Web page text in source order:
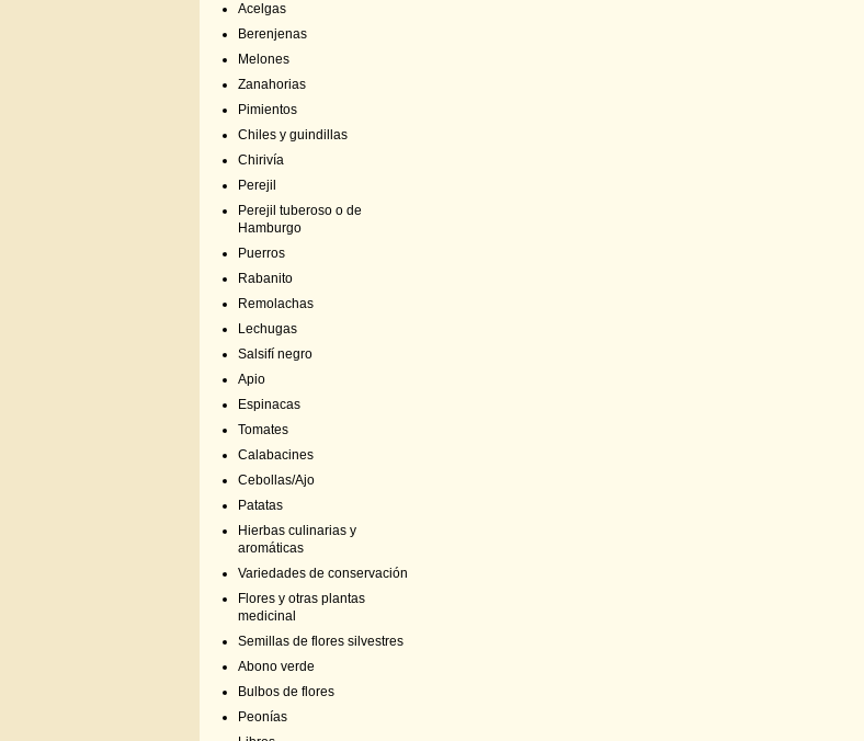
Acelgas
Berenjenas
Melones
Zanahorias
Pimientos
Chiles y guindillas
Chirivía
Perejil
Perejil tuberoso o de
Hamburgo
Puerros
Rabanito
Remolachas
Lechugas
Salsifí negro
Apio
Espinacas
Tomates
Calabacines
Cebollas/Ajo
Patatas
Hierbas culinarias y
aromáticas
Variedades de conservación
Flores y otras plantas
medicinal
Semillas de flores silvestres
Abono verde
Bulbos de flores
Peonías